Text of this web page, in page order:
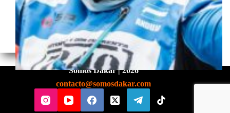
Somos Dakar | 2026
contacto@somosdakar.com